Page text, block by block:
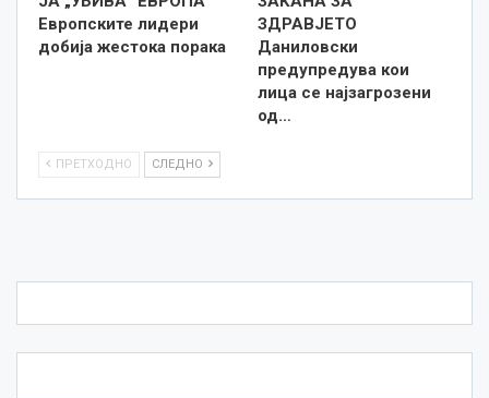
Европските лидери
добија жестока порака
ЗДРАВЈЕТО
Даниловски
предупредува кои
лица се најзагрозени
од…
ПРЕТХОДНО СЛЕДНО